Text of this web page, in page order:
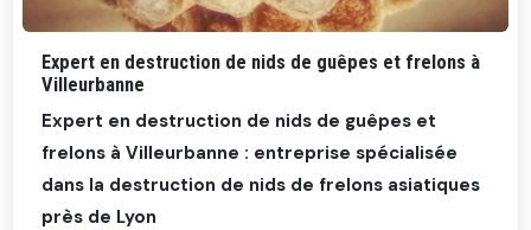
Expert en destruction de nids de guêpes et frelons à
Villeurbanne
Expert en destruction de nids de guêpes et
frelons à Villeurbanne : entreprise spécialisée
dans la destruction de nids de frelons asiatiques
près de Lyon